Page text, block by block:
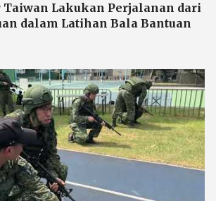
Lakukan Perjalanan dari
dalam Latihan Bala Bantuan